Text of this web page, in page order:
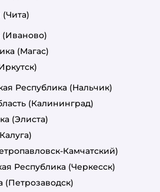
(Чита)
(Иваново)
(Магас)
Республика (Нальчик)
(Калининград)
(Элиста)
Камчатский)
Республика (Черкесск)
(Петрозаводск)